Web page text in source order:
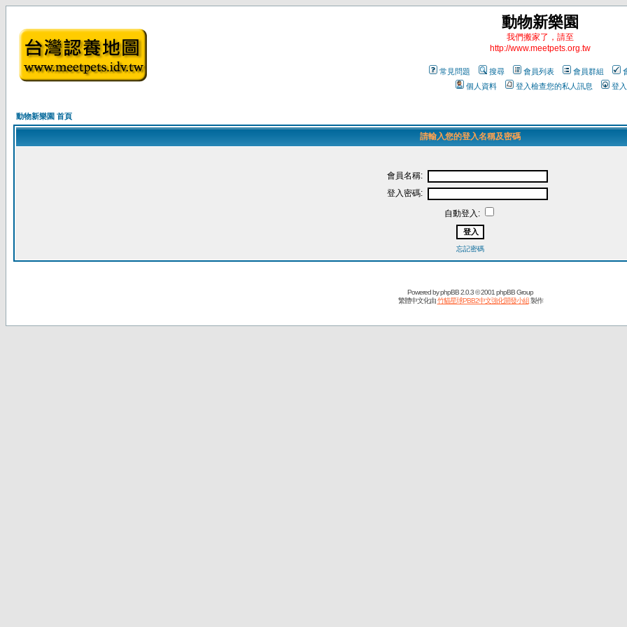
動物新樂園
我們搬家了，請至
http://www.meetpets.org.tw
常見問題 搜尋 會員列表 會員群組
個人資料
登入檢查您的私人訊息 登入
動物新樂園 首頁
請輸入您的登入名稱及密碼
會員名稱:
登入密碼:
自動登入:
忘記密碼
Powered byphpBB2.0.3 © 2001 phpBB Group
繁體中文化由竹貓星球PBB2中文強化開發小組製作